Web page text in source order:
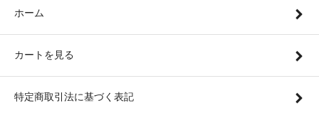
ホーム
カートを見る
特定商取引法に基づく表記